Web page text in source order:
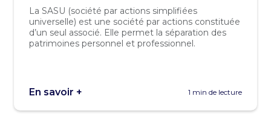
La SASU (société par actions simplifiées
universelle) est une société par actions constituée
d’un seul associé. Elle permet la séparation des
patrimoines personnel et professionnel.
En savoir + 1 min de lecture